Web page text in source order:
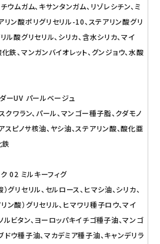
ウムガム、キサンタンガム、リゾレシチン、ミ
リン酸ポリグリセリル-10、ステアリン酸グリ
ル酸グリセリル、シリカ、含水シリカ、マイ
鉄、マンガンバイオレット、グンジョウ、水酸
ーUV パールベージュ
クワラン、パール、マンゴー種子脂、クダモノ
スピノサ核油、ヤシ油、ステアリン酸、酸化亜
鉄
02 ミルキーフィグ
グリセリル、セルロース、ヒマシ油、シリカ、
ン酸）グリセリル、ヒマワリ種子ロウ、マイ
ルビタン、ヨーロッパキイチゴ種子油、マンゴ
ドウ種子油、マカデミア種子油、キャンデリラ